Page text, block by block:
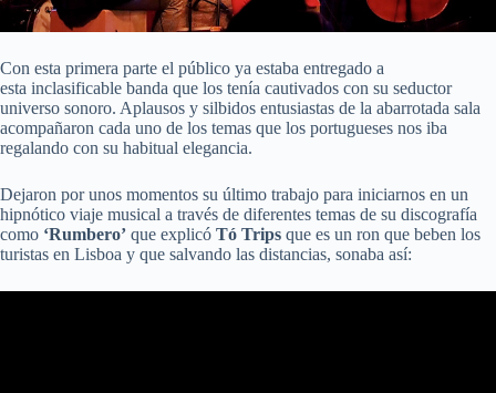
Con esta primera parte el público ya estaba entregado a
esta inclasificable banda que los tenía cautivados con su seductor
universo sonoro. Aplausos y silbidos entusiastas de la abarrotada sala
acompañaron cada uno de los temas que los portugueses nos iba
regalando con su habitual elegancia.
Dejaron por unos momentos su último trabajo para iniciarnos en un
hipnótico viaje musical a través de diferentes temas de su discografía
como ‘Rumbero’ que explicó Tó Trips que es un ron que beben los
turistas en Lisboa y que salvando las distancias, sonaba así: